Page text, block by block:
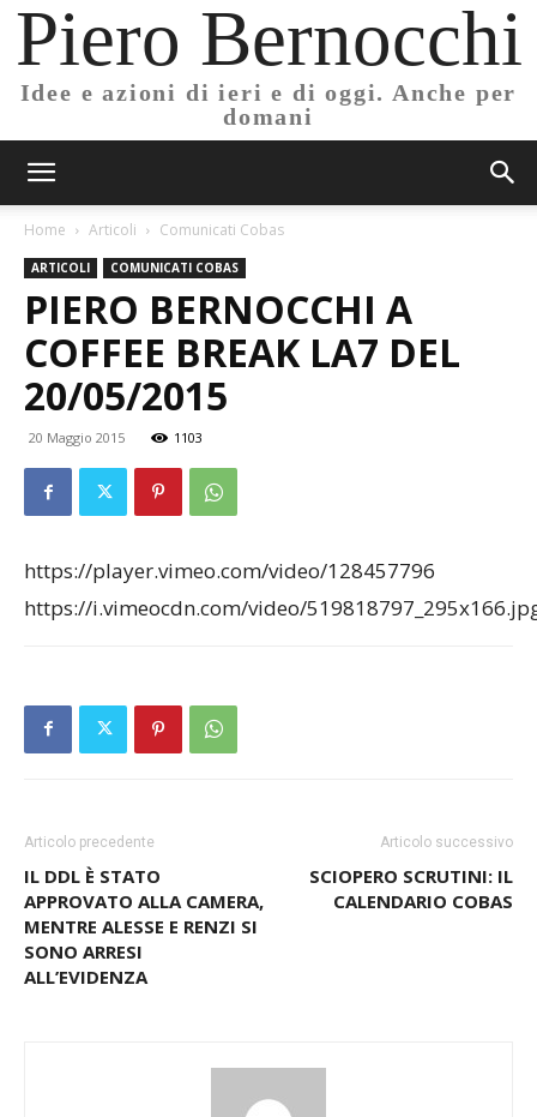
Piero Bernocchi
Idee e azioni di ieri e di oggi. Anche per
domani
Home Articoli Comunicati Cobas
ARTICOLI COMUNICATI COBAS
PIERO BERNOCCHI A
COFFEE BREAK LA7 DEL
20/05/2015
20 Maggio 2015 1103
https://player.vimeo.com/video/128457796
https://i.vimeocdn.com/video/
Articolo precedente
IL DDL È STATO
APPROVATO ALLA CAMERA,
MENTRE ALESSE E RENZI SI
SONO ARRESI
ALL’EVIDENZA
Articolo successivo
SCIOPERO SCRUTINI: IL
CALENDARIO COBAS